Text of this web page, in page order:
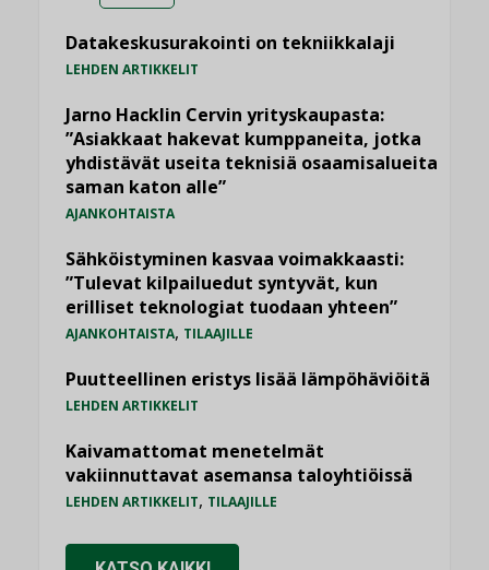
Datakeskusurakointi on tekniikkalaji
LEHDEN ARTIKKELIT
Jarno Hacklin Cervin yrityskaupasta:
”Asiakkaat hakevat kumppaneita, jotka
yhdistävät useita teknisiä osaamisalueita
saman katon alle”
AJANKOHTAISTA
Sähköistyminen kasvaa voimakkaasti:
”Tulevat kilpailuedut syntyvät, kun
erilliset teknologiat tuodaan yhteen”
AJANKOHTAISTA, TILAAJILLE
Puutteellinen eristys lisää lämpöhäviöitä
LEHDEN ARTIKKELIT
Kaivamattomat menetelmät
vakiinnuttavat asemansa taloyhtiöissä
LEHDEN ARTIKKELIT, TILAAJILLE